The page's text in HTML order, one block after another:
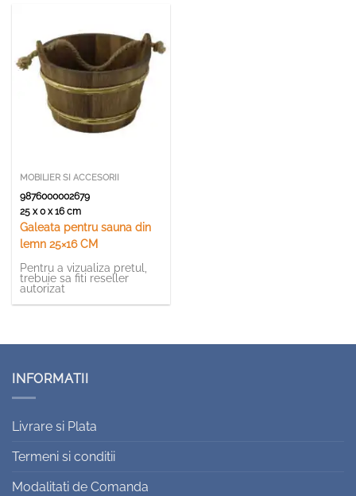
MOBILIER SI ACCESORII
9876000002679
25 x 0 x 16 cm
Galeata pentru sauna din
lemn 25×16 CM
Pentru a vizualiza pretul,
trebuie sa fiti reseller
autorizat
INFORMATII
Livrare si Plata
Termeni si conditii
Modalitati de Comanda